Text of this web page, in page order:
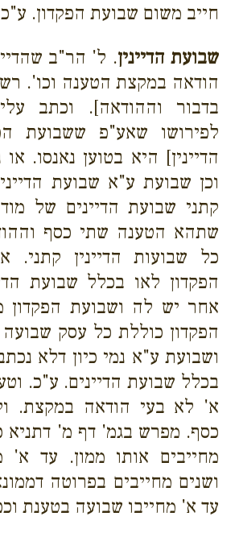
חייב משום שבועת הפקדון. ע"כ.
שבועת הדיינין. ל' הר"ב
הודאה במקצת הטענה וכו'.
בדבור וההודאה]. וכתב
לפירושו שאע"פ ששבועת
הדיינין] היא בטוען נאנסו. או
וכן שבועת ע"א שבועת
קתני שבועת הדיינים של
שתהא הטענה שתי כסף
כל שבועות הדיינין קתני.
הפקדון לאו בכלל שבועת
אחר יש לה ושבועת הפקדון
הפקדון כוללת כל עסק שבועה
ושבועת ע"א נמי כיון דלא
בכלל שבועת הדיינים. ע"כ.
א' לא בעי הודאה במקצת.
כסף. מפרש בגמ' דף מ' דתניא
מחייבים אותו ממון. עד א'
ושנים מחייבים בפרוטה
עד א' מחייבו שבועה בטענת